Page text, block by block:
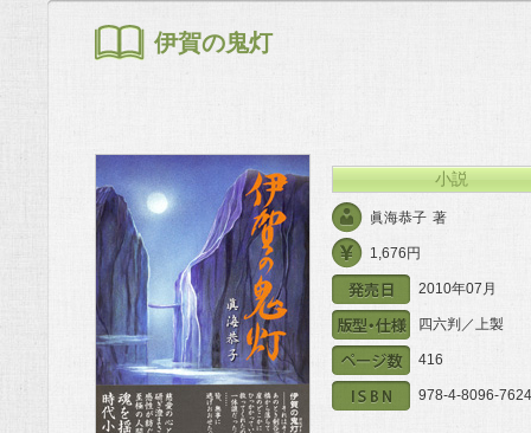
伊賀の鬼灯
小説
眞海恭子 著
1,676円
2010年07月
四六判／上製
416
978-4-8096-